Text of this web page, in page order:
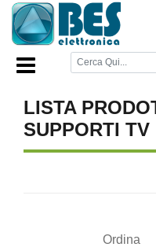
Home Page/TV AUDIO E
LISTA
SUPPORTI TV
Ordina